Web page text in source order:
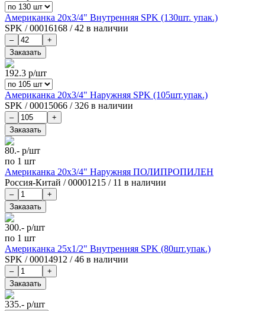
Американка 20х3/4" Внутренняя SPK (130шт. упак.)
SPK /00016168 /42 в наличии
192.3 р/шт
Американка 20х3/4" Наружняя SPK (105шт.упак.)
SPK /00015066 /326 в наличии
80.- р/шт
по 1 шт
Американка 20х3/4" Наружняя ПОЛИПРОПИЛЕН
Россия-Китай /00001215 / 11 в наличии
300.- р/шт
по 1 шт
Американка 25х1/2" Внутренняя SPK (80шт.упак.)
SPK /00014912 /46 в наличии
335.- р/шт